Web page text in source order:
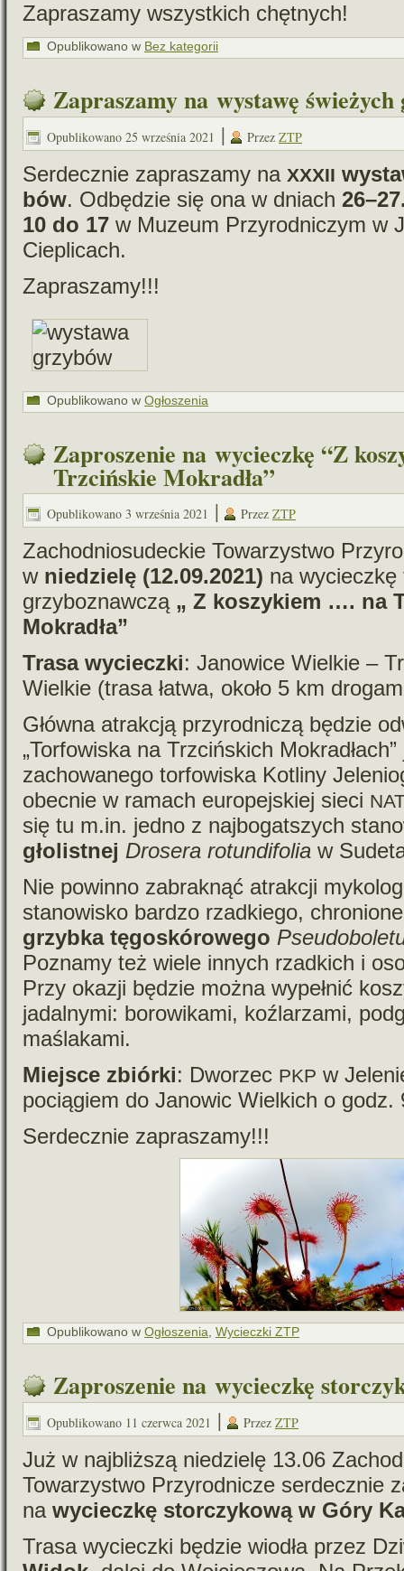
Zapraszamy wszyst­kich chętnych!
Opublikowano w Bez kategorii
Zapraszamy na wystawę
Opublikowano 25 września 2021 | Przez ZTP
Serdecznie zapra­szamy na XXXII
bów. Odbędzie się ona w dniach
10 do 17 w Muzeum Przyrodniczym w
Cieplicach.
Zapraszamy!!!
Opublikowano w Ogłoszenia
Zaproszenie na wycieczkę “Z
Trzcińskie Mokradła”
Opublikowano 3 września 2021 | Przez ZTP
Zachodniosudeckie Towarzystwo
w nie­dzielę (12.09.2021) na
grzyboznawczą „ Z koszy­kiem …. na
Mokradła”
Trasa wycieczki: Janowice Wielkie –
Wielkie (trasa łatwa, około 5 km
Główna atrak­cją przy­rod­ni­czą będzie
„Torfowiska na Trzcińskich
zacho­wa­nego tor­fo­wi­ska Kotliny
obec­nie w ramach euro­pej­skiej sieci
się tu m.in. jedno z naj­bo­gat­szych
gło­list­nej Drosera rotun­di­fo­lia w
Nie powinno zabrak­nąć atrak­cji
sta­no­wi­sko bar­dzo rzad­kiego,
grzybka tęgo­skó­ro­wego
Poznamy też wiele innych rzad­kich i
Przy oka­zji będzie można wypeł­nić
jadal­nymi: boro­wi­kami, koź­la­rzami,
maślakami.
Miejsce zbiórki: Dworzec PKP w
pocią­giem do Janowic Wielkich o godz.
Serdecznie zapra­szamy!!!
Opublikowano w Ogłoszenia Wycieczki ZTP
Zaproszenie na wycieczkę
Opublikowano 11 czerwca 2021 | Przez ZTP
Już w naj­bliż­szą nie­dzielę 13.06
Towarzystwo Przyrodnicze ser­decz­nie
na wycieczkę stor­czy­kową w Góry
Trasa wycieczki będzie wio­dła przez